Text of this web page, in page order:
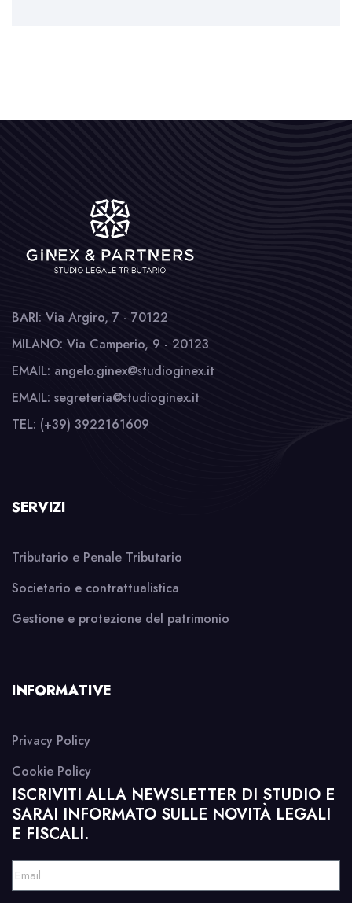
BARI: Via Argiro, 7 - 70122
MILANO: Via Camperio, 9 - 20123
EMAIL: angelo.ginex@studioginex.it
EMAIL: segreteria@studioginex.it
TEL: (+39) 3922161609
SERVIZI
Tributario e Penale Tributario
Societario e contrattualistica
Gestione e protezione del patrimonio
INFORMATIVE
Privacy Policy
Cookie Policy
ISCRIVITI ALLA NEWSLETTER DI STUDIO E
SARAI INFORMATO SULLE NOVITÀ LEGALI
E FISCALI.